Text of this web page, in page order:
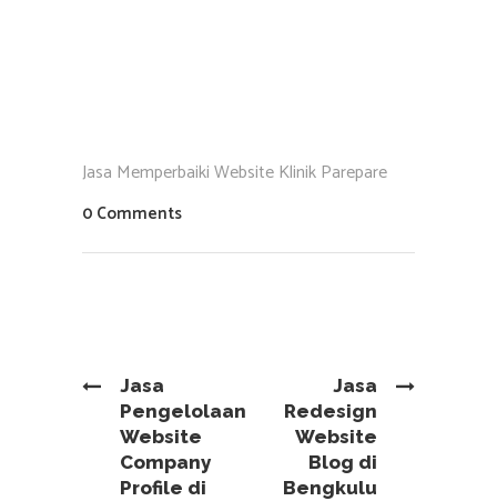
Jasa Memperbaiki Website Klinik Parepare
0 Comments
Jasa
Pengelolaan
Website
Company
Profile di
Jasa
Redesign
Website
Blog di
Bengkulu